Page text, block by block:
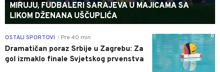
MIRUJU, FUDBALERI SARAJEVA U MAJICAMA SA
LIKOM DŽENANA UŠČUPLIĆA
0
OSTALI SPORTOVI Pre 40 min
Dramatičan poraz Srbije u Zagrebu: Za
gol izmaklo finale Svjetskog prvenstva